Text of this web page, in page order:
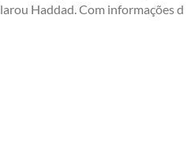
Haddad. Com informações d